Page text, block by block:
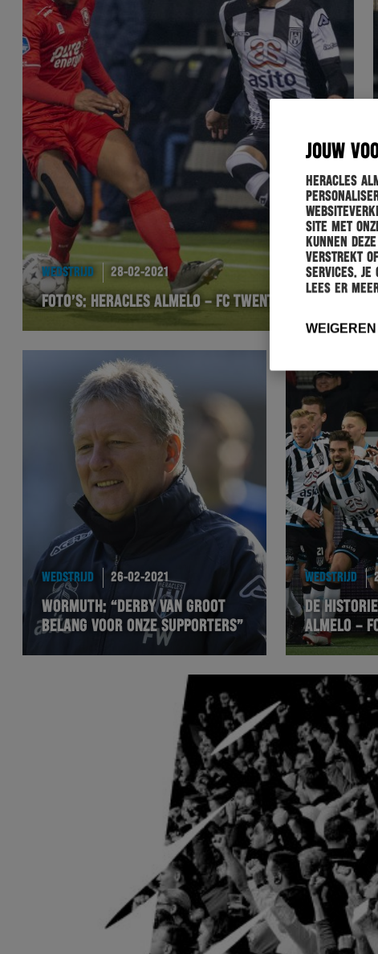
JOUW
Heracles
site met
kunnen
verstrekt of
services.
Lees er
WEIGEREN
WEDSTRIJD 28-02-2021
FOTO’S: HERACLES ALMELO – FC TWENTE
WEDSTRIJD 26-02-2021
WORMUTH: “DERBY VAN GROOT
BELANG VOOR ONZE SUPPORTERS”
WEDSTRIJD
DE
ALMELO –